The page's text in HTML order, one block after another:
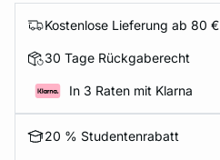
Kostenlose Lieferung ab 80 €
30 Tage Rückgaberecht
In 3 Raten mit Klarna
20 % Studentenrabatt